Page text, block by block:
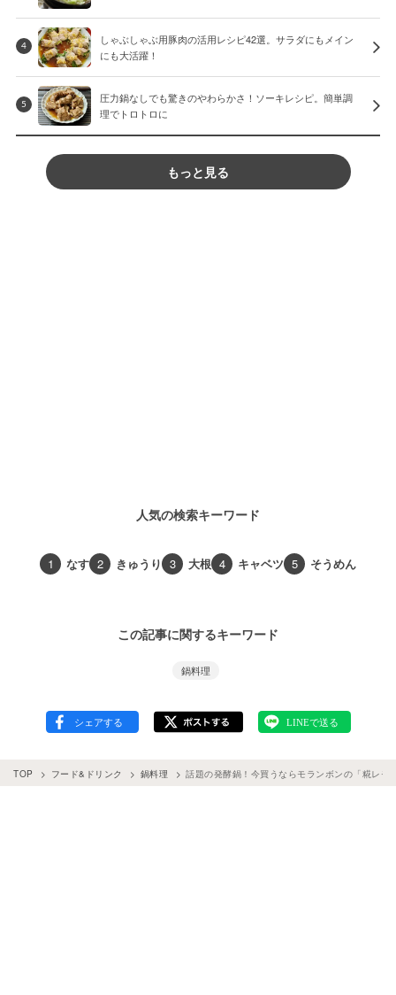
4
しゃぶしゃぶ用豚肉の活用レシピ42選。サラダにもメイン
にも大活躍！
5
圧力鍋なしでも驚きのやわらかさ！ソーキレシピ。簡単調
理でトロトロに
もっと見る
人気の検索キーワード
1 なす 2 きゅうり 3 大根 4 キャベツ 5 そうめん
この記事に関するキーワード
鍋料理
TOP フード&ドリンク 鍋料理 話題の発酵鍋！今買うならモランボンの「糀レモ